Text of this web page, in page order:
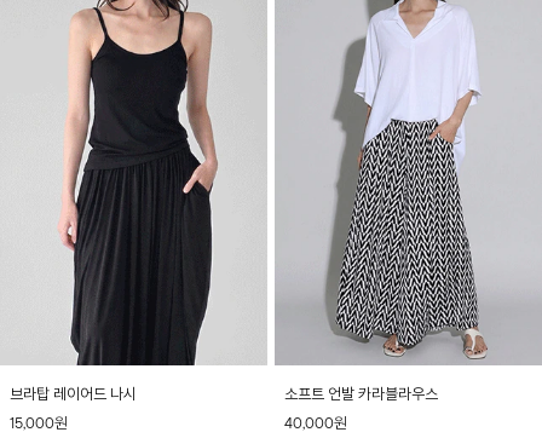
브라탑 레이어드 나시
15,000원
소프트 언발 카라블라우스
40,000원